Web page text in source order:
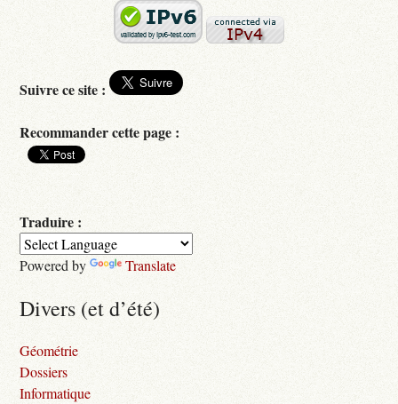
Suivre ce site :
Recommander cette page :
Traduire :
Powered by Translate
Divers (et d’été)
Géométrie
Dossiers
Informatique